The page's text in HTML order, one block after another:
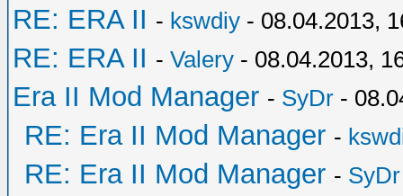
RE: ERA II - kswdiy - 08.04.2013,
RE: ERA II - Valery - 08.04.2013,
Era II Mod Manager - SyDr -
RE: Era II Mod Manager -
RE: Era II Mod Manager - SyDr